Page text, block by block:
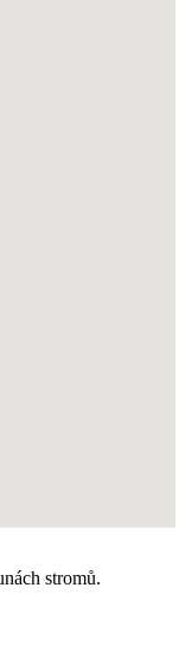
stromů.